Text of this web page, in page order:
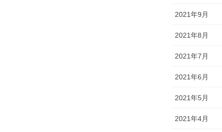
2021年9月
2021年8月
2021年7月
2021年6月
2021年5月
2021年4月